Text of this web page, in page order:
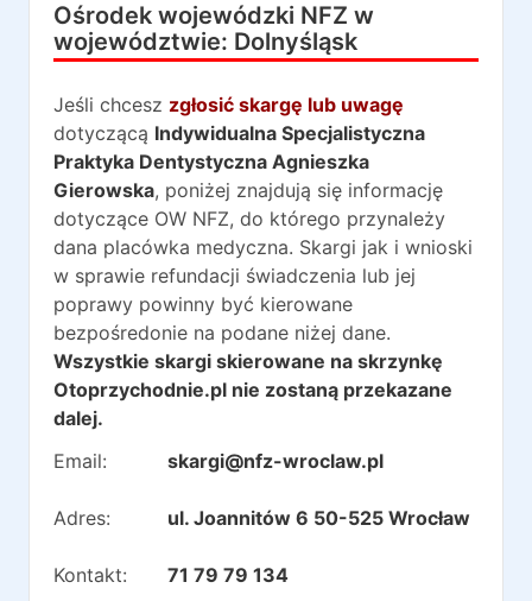
Ośrodek wojewódzki NFZ w
województwie: Dolnyśląsk
Jeśli chcesz zgłosić skargę lub uwagę
dotyczącą Indywidualna Specjalistyczna
Praktyka Dentystyczna Agnieszka
Gierowska, poniżej znajdują się informację
dotyczące OW NFZ, do którego przynależy
dana placówka medyczna. Skargi jak i wnioski
w sprawie refundacji świadczenia lub jej
poprawy powinny być kierowane
bezpośredonie na podane niżej dane.
Wszystkie skargi skierowane na skrzynkę
Otoprzychodnie.pl nie zostaną przekazane
dalej.
Email:
skargi@nfz-wroclaw.pl
Adres: ul. Joannitów 6 50-525 Wrocław
Kontakt: 71 79 79 134